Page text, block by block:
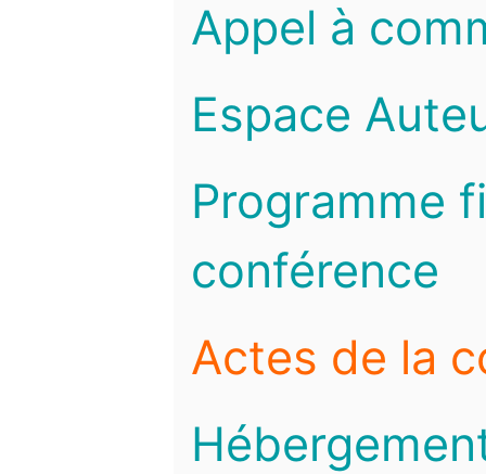
Appel à
Espace
Programme
conférence
Actes de la